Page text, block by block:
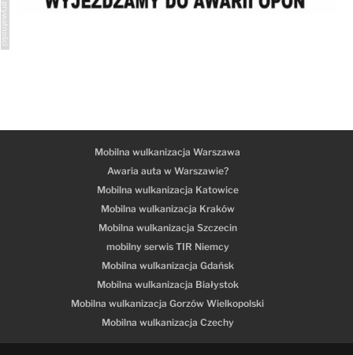
Mobilna wulkanizacja Warszawa
Awaria auta w Warszawie?
Mobilna wulkanizacja Katowice
Mobilna wulkanizacja Kraków
Mobilna wulkanizacja Szczecin
mobilny serwis TIR Niemcy
Mobilna wulkanizacja Gdańsk
Mobilna wulkanizacja Białystok
Mobilna wulkanizacja Gorzów Wielkopolski
Mobilna wulkanizacja Czechy